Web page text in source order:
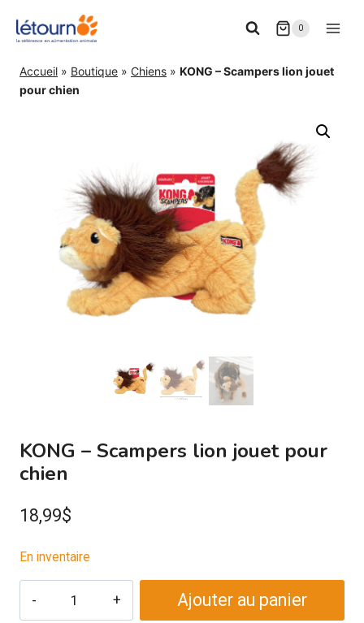
0
Accueil » Boutique » Chiens » KONG – Scampers lion jouet
pour chien
KONG – Scampers lion jouet pour
chien
18,99$
En inventaire
Ajouter au panier